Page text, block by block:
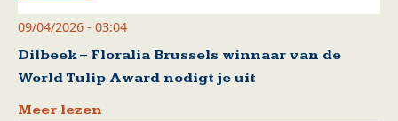
09/04/2026 - 03:04
Dilbeek – Floralia Brussels winnaar van de
World Tulip Award nodigt je uit
Meer lezen